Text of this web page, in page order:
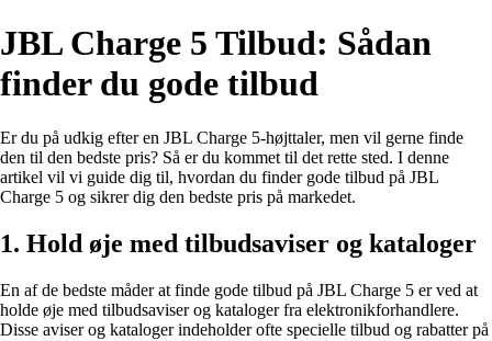
JBL Charge 5 Tilbud: Sådan
finder du gode tilbud
Er du på udkig efter en JBL Charge 5-højttaler, men vil gerne finde
den til den bedste pris? Så er du kommet til det rette sted. I denne
artikel vil vi guide dig til, hvordan du finder gode tilbud på JBL
Charge 5 og sikrer dig den bedste pris på markedet.
1. Hold øje med tilbudsaviser og kataloger
En af de bedste måder at finde gode tilbud på JBL Charge 5 er ved at
holde øje med tilbudsaviser og kataloger fra elektronikforhandlere.
Disse aviser og kataloger indeholder ofte specielle tilbud og rabatter på